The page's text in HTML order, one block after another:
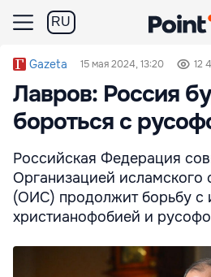
RU
Gazeta 15 мая 2024, 13:20 12
Лавров: Россия
бороться с
Российская Федерация
Организацией исламского
(ОИС) продолжит борьбу с
христианофобией и